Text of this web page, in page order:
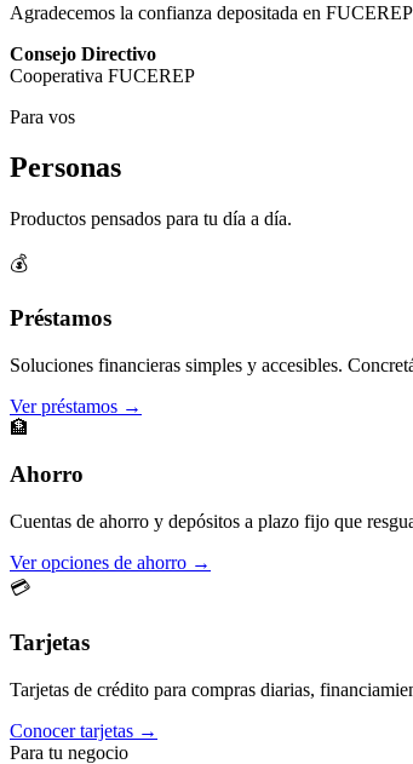
Agradecemos la confianza depositada en
Consejo Directivo
Cooperativa FUCEREP
Para vos
Personas
Productos pensados para tu día a día.
💰
Préstamos
Soluciones financieras simples y accesibles.
Ver préstamos →
🏦
Ahorro
Cuentas de ahorro y depósitos a plazo fijo que
Ver opciones de ahorro →
💳
Tarjetas
Tarjetas de crédito para compras diarias,
Conocer tarjetas →
Para tu negocio